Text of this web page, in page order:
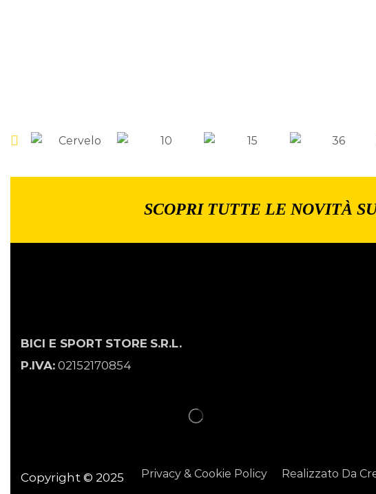
SCOPRI TUTTE LE NOVITÀ
BICI E SPORT STORE S.R.L.
P.IVA: 02152170854
Copyright © 2025 Privacy & Cookie Policy Realizzato Da